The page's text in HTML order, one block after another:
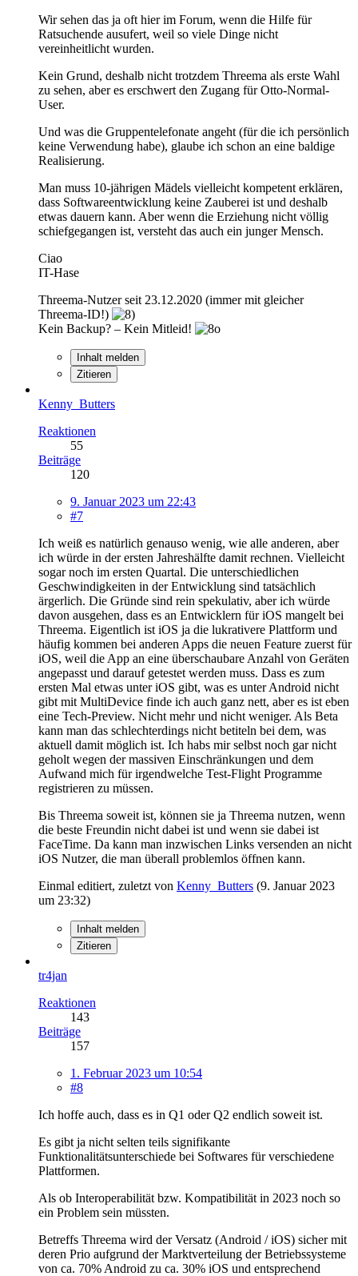
Wir sehen das ja oft hier im Forum, wenn die Hilfe für
Ratsuchende ausufert, weil so viele Dinge nicht
vereinheitlicht wurden.
Kein Grund, deshalb nicht trotzdem Threema als erste Wahl
zu sehen, aber es erschwert den Zugang für Otto-Normal-
User.
Und was die Gruppentelefonate angeht (für die ich persönlich
keine Verwendung habe), glaube ich schon an eine baldige
Realisierung.
Man muss 10-jährigen Mädels vielleicht kompetent erklären,
dass Softwareentwicklung keine Zauberei ist und deshalb
etwas dauern kann. Aber wenn die Erziehung nicht völlig
schiefgegangen ist, versteht das auch ein junger Mensch.
Ciao
IT-Hase
Threema-Nutzer seit 23.12.2020 (immer mit gleicher
Threema-ID!)
Kein Backup? – Kein Mitleid!
Inhalt melden
Zitieren
Kenny_Butters
Reaktionen
55
Beiträge
120
9. Januar 2023 um 22:43
#7
Ich weiß es natürlich genauso wenig, wie alle anderen, aber
ich würde in der ersten Jahreshälfte damit rechnen. Vielleicht
sogar noch im ersten Quartal. Die unterschiedlichen
Geschwindigkeiten in der Entwicklung sind tatsächlich
ärgerlich. Die Gründe sind rein spekulativ, aber ich würde
davon ausgehen, dass es an Entwicklern für iOS mangelt bei
Threema. Eigentlich ist iOS ja die lukrativere Plattform und
häufig kommen bei anderen Apps die neuen Feature zuerst für
iOS, weil die App an eine überschaubare Anzahl von Geräten
angepasst und darauf getestet werden muss. Dass es zum
ersten Mal etwas unter iOS gibt, was es unter Android nicht
gibt mit MultiDevice finde ich auch ganz nett, aber es ist eben
eine Tech-Preview. Nicht mehr und nicht weniger. Als Beta
kann man das schlechterdings nicht betiteln bei dem, was
aktuell damit möglich ist. Ich habs mir selbst noch gar nicht
geholt wegen der massiven Einschränkungen und dem
Aufwand mich für irgendwelche Test-Flight Programme
registrieren zu müssen.
Bis Threema soweit ist, können sie ja Threema nutzen, wenn
die beste Freundin nicht dabei ist und wenn sie dabei ist
FaceTime. Da kann man inzwischen Links versenden an nicht
iOS Nutzer, die man überall problemlos öffnen kann.
Einmal editiert, zuletzt von Kenny_Butters (9. Januar 2023
um 23:32)
Inhalt melden
Zitieren
tr4jan
Reaktionen
143
Beiträge
157
1. Februar 2023 um 10:54
#8
Ich hoffe auch, dass es in Q1 oder Q2 endlich soweit ist.
Es gibt ja nicht selten teils signifikante
Funktionalitätsunterschiede bei Softwares für verschiedene
Plattformen.
Als ob Interoperabilität bzw. Kompatibilität in 2023 noch so
ein Problem sein müssten.
Betreffs Threema wird der Versatz (Android / iOS) sicher mit
deren Prio aufgrund der Marktverteilung der Betriebssysteme
von ca. 70% Android zu ca. 30% iOS und entsprechend